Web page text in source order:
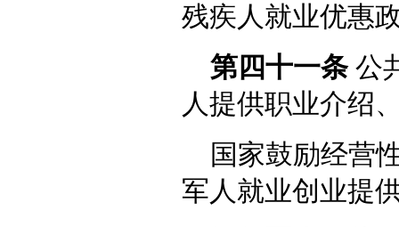
残疾人就业优惠
第四十一条公
人提供职业介绍
国家鼓励经营
军人就业创业提